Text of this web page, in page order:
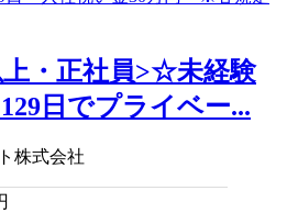
上・正社員>☆未経験
日でプライベー...
株式会社